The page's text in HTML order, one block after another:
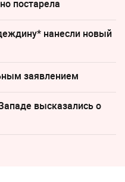
постарела
нанесли новый
заявлением
высказались о